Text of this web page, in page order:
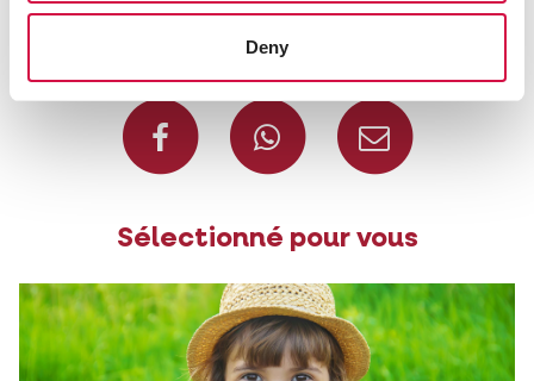
Deny
Partagez cet article
Partagez sur
Partagez
Sélectionné pour vous